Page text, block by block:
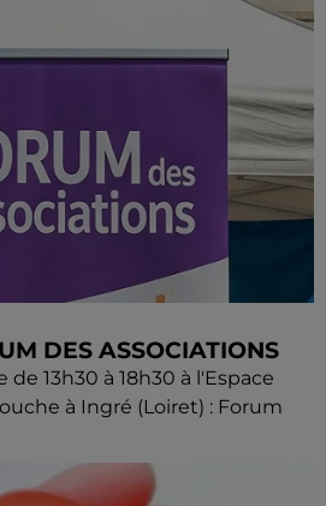
DES ASSOCIATIONS
13h30 à 18h30 à l'Espace
à Ingré (Loiret) : Forum